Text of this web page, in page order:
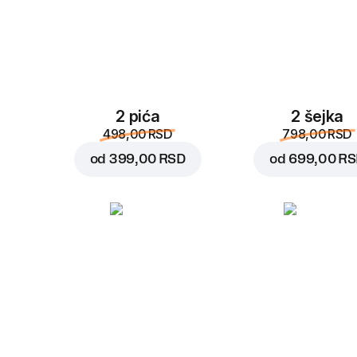
2 pića
498,00 RSD
od 399,00 RSD
2 šejka
798,00 RSD
od 699,00